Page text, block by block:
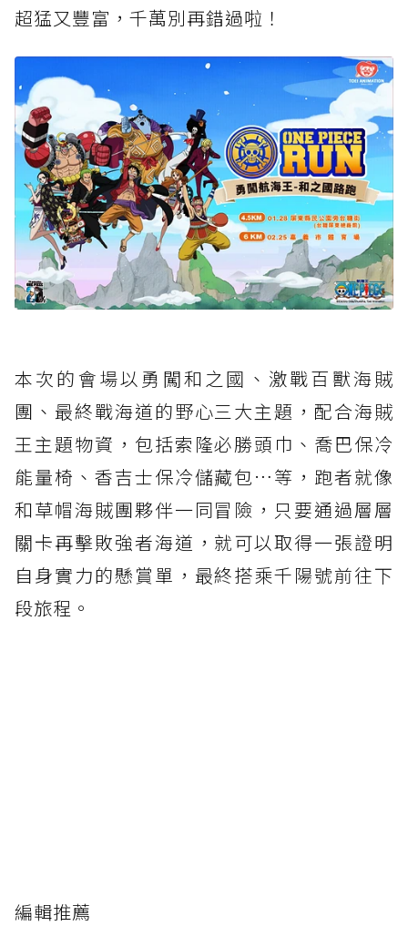
超猛又豐富，千萬別再錯過啦！
本次的會場以勇闖和之國、激戰百獸海賊
團、最終戰海道的野心三大主題，配合海賊
王主題物資，包括索隆必勝頭巾、喬巴保冷
能量椅、香吉士保冷儲藏包…等，跑者就像
和草帽海賊團夥伴一同冒險，只要通過層層
關卡再擊敗強者海道，就可以取得一張證明
自身實力的懸賞單，最終搭乘千陽號前往下
段旅程。
編輯推薦